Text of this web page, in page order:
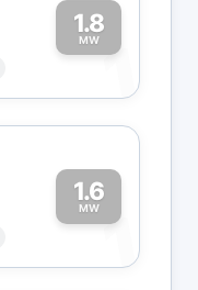
1.8
MW1
1.6
MW1